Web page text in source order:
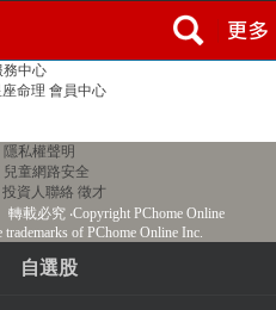
務中心
命理 會員中心
隱私權聲明
兒童網路安全
投資人聯絡 徵才
轉載必究‧Copyright PChome Online
trademarks of PChome Online Inc.
自選股